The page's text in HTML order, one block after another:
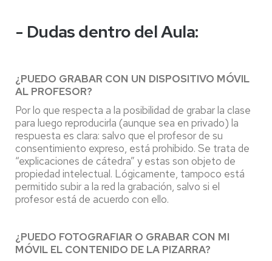
- Dudas dentro del Aula:
¿PUEDO GRABAR CON UN DISPOSITIVO MÓVIL
AL PROFESOR?
Por lo que respecta a la posibilidad de grabar la clase
para luego reproducirla (aunque sea en privado) la
respuesta es clara: salvo que el profesor de su
consentimiento expreso, está prohibido. Se trata de
“explicaciones de cátedra” y estas son objeto de
propiedad intelectual. Lógicamente, tampoco está
permitido subir a la red la grabación, salvo si el
profesor está de acuerdo con ello.
¿PUEDO FOTOGRAFIAR O GRABAR CON MI
MÓVIL EL CONTENIDO DE LA PIZARRA?